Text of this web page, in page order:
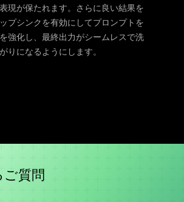
現が保たれます。さらに良い結果を
プシンクを有効にしてプロンプトを
強化し、最終出力がシームレスで洗
りになるようにします。
質問